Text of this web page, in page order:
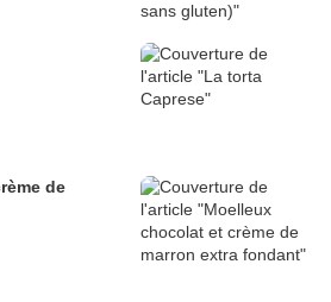
de